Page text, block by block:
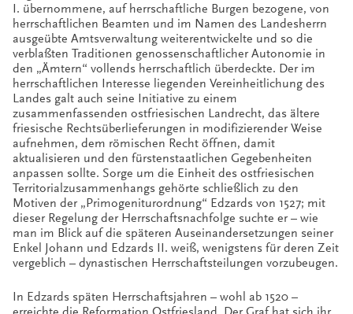
I. übernommene, auf herrschaftliche Burgen bezogene, von
herrschaftlichen Beamten und im Namen des Landesherrn
ausgeübte Amtsverwaltung weiterentwickelte und so die
verblaßten Traditionen genossenschaftlicher Autonomie in
den „Ämtern“ vollends herrschaftlich überdeckte. Der im
herrschaftlichen Interesse liegenden Vereinheitlichung des
Landes galt auch seine Initiative zu einem
zusammenfassenden ostfriesischen Landrecht, das ältere
friesische Rechtsüberlieferungen in modifizierender Weise
aufnehmen, dem römischen Recht öffnen, damit
aktualisieren und den fürstenstaatlichen Gegebenheiten
anpassen sollte. Sorge um die Einheit des ostfriesischen
Territorialzusammenhangs gehörte schließlich zu den
Motiven der „Primogeniturordnung“ Edzards von 1527; mit
dieser Regelung der Herrschaftsnachfolge suchte er – wie
man im Blick auf die späteren Auseinandersetzungen seiner
Enkel Johann und Edzards II. weiß, wenigstens für deren Zeit
vergeblich – dynastischen Herrschaftsteilungen vorzubeugen.
In Edzards späten Herrschaftsjahren – wohl ab 1520 –